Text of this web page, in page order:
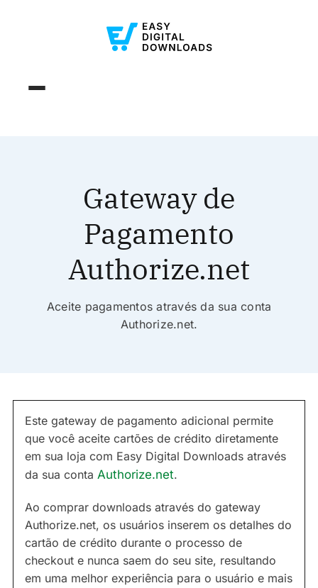
Gateway de
Pagamento
Authorize.net
Aceite pagamentos através da sua conta
Authorize.net.
Este gateway de pagamento adicional permite
que você aceite cartões de crédito diretamente
em sua loja com Easy Digital Downloads através
da sua conta Authorize.net.
Ao comprar downloads através do gateway
Authorize.net, os usuários inserem os detalhes do
cartão de crédito durante o processo de
checkout e nunca saem do seu site, resultando
em uma melhor experiência para o usuário e mais